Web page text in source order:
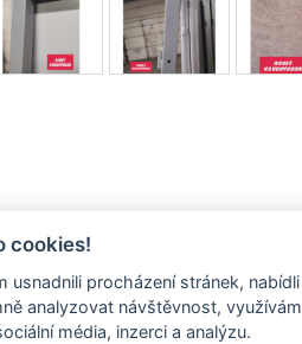
cookies!
usnadnili procházení stránek,
analyzovat návštěvnost,
média, inzerci a analýzu.